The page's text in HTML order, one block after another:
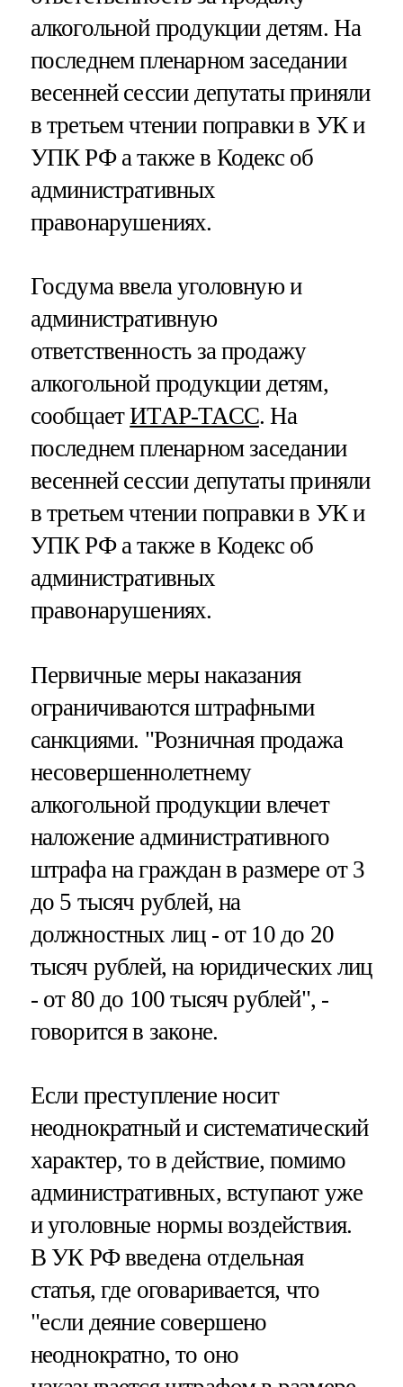
алкогольной продукции детям. На
последнем пленарном заседании
весенней сессии депутаты приняли
в третьем чтении поправки в УК и
УПК РФ а также в Кодекс об
административных
правонарушениях.
Госдума ввела уголовную и
административную
ответственность за продажу
алкогольной продукции детям,
сообщаетИТАР-ТАСС. На
последнем пленарном заседании
весенней сессии депутаты приняли
в третьем чтении поправки в УК и
УПК РФ а также в Кодекс об
административных
правонарушениях.
Первичные меры наказания
ограничиваются штрафными
санкциями. "Розничная продажа
несовершеннолетнему
алкогольной продукции влечет
наложение административного
штрафа на граждан в размере от 3
до 5 тысяч рублей, на
должностных лиц - от 10 до 20
тысяч рублей, на юридических лиц
- от 80 до 100 тысяч рублей", -
говорится в законе.
Если преступление носит
неоднократный и систематический
характер, то в действие, помимо
административных, вступают уже
и уголовные нормы воздействия.
В УК РФ введена отдельная
статья, где оговаривается, что
"если деяние совершено
неоднократно, то оно